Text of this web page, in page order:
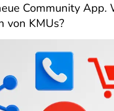
Community
von KMUs?